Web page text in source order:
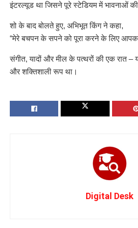
इंटरल्यूड था जिसने पूरे स्टेडियम में भावनाओं
शो के बाद बोलते हुए, अभिभूत किंग ने कहा,
“मेरे बचपन के सपने को पूरा करने के लिए
संगीत, यादों और मील के पत्थरों की एक रात –
और शक्तिशाली रूप था।
Digital Desk